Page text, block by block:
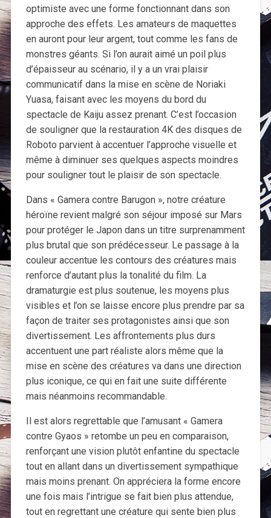
optimiste avec une forme fonctionnant dans son
approche des effets. Les amateurs de maquettes
en auront pour leur argent, tout comme les fans de
monstres géants. Si l’on aurait aimé un poil plus
d’épaisseur au scénario, il y a un vrai plaisir
communicatif dans la mise en scène de Noriaki
Yuasa, faisant avec les moyens du bord du
spectacle de Kaiju assez prenant. C’est l’occasion
de souligner que la restauration 4K des disques de
Roboto parvient à accentuer l’approche visuelle et
même à diminuer ses quelques aspects moindres
pour souligner tout le plaisir de son spectacle.
Dans « Gamera contre Barugon », notre créature
héroïne revient malgré son séjour imposé sur Mars
pour protéger le Japon dans un titre surprenamment
plus brutal que son prédécesseur. Le passage à la
couleur accentue les contours des créatures mais
renforce d’autant plus la tonalité du film. La
dramaturgie est plus soutenue, les moyens plus
visibles et l’on se laisse encore plus prendre par sa
façon de traiter ses protagonistes ainsi que son
divertissement. Les affrontements plus durs
accentuent une part réaliste alors même que la
mise en scène des créatures va dans une direction
plus iconique, ce qui en fait une suite différente
mais néanmoins recommandable.
Il est alors regrettable que l’amusant « Gamera
contre Gyaos » retombe un peu en comparaison,
renforçant une vision plutôt enfantine du spectacle
tout en allant dans un divertissement sympathique
mais moins prenant. On appréciera la forme encore
une fois mais l’intrigue se fait bien plus attendue,
tout en regrettant une créature qui sente bien plus